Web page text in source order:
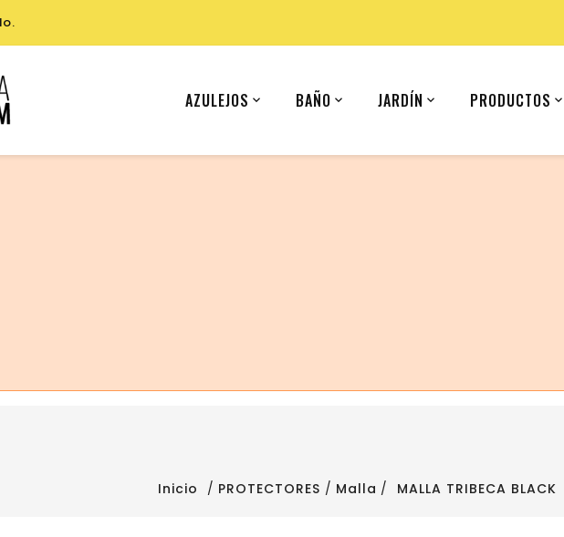
AZULEJOS BAÑO JARDÍN PRODUCTOS
desde su país (United States).
Inicio PROTECTORES Malla MALLA TRIBECA BLACK